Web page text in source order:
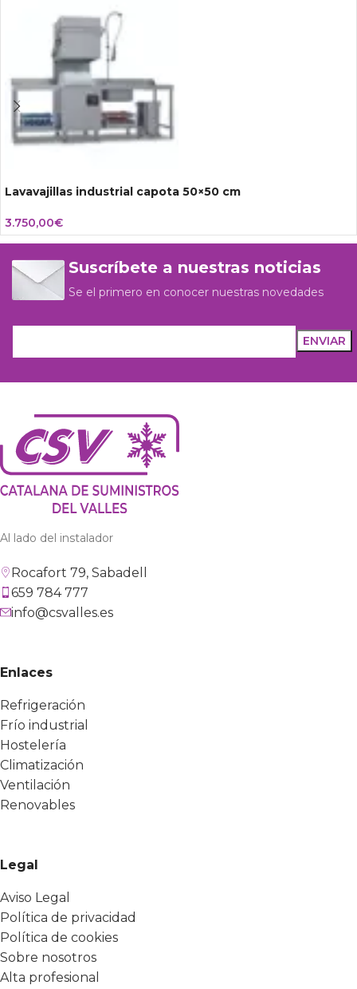
Lavavajillas industrial capota 50×50 cm
3.750,00€
Suscríbete a nuestras noticias
Se el primero en conocer nuestras novedades
Al lado del instalador
Rocafort 79, Sabadell
659 784 777
info@csvalles.es
Enlaces
Refrigeración
Frío industrial
Hostelería
Climatización
Ventilación
Renovables
Legal
Aviso Legal
Política de privacidad
Política de cookies
Sobre nosotros
Alta profesional